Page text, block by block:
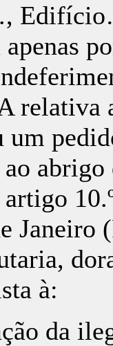
relativa
um
abrigo
à:
da